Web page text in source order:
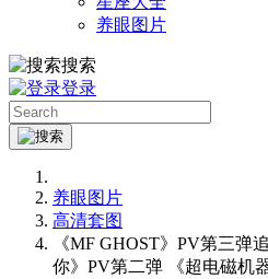
养眼图片
搜索
登录
养眼图片
高清套图
《MF GHOST》PV第三弹
你》PV第二弹 《超电磁机